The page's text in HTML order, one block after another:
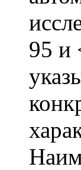
95 и